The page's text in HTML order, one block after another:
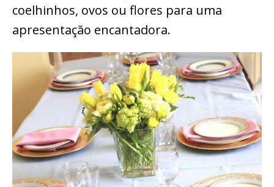
coelhinhos, ovos ou flores para uma
apresentação encantadora.